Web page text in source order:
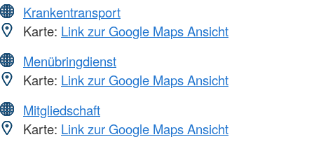
Krankentransport
Karte: Link zur Google Maps Ansicht
Menübringdienst
Karte: Link zur Google Maps Ansicht
Mitgliedschaft
Karte: Link zur Google Maps Ansicht